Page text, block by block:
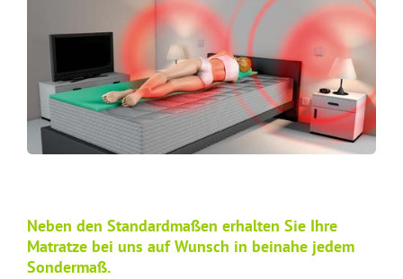
Neben den Standardmaßen erhalten Sie Ihre
Matratze bei uns auf Wunsch in beinahe jedem
Sondermaß.